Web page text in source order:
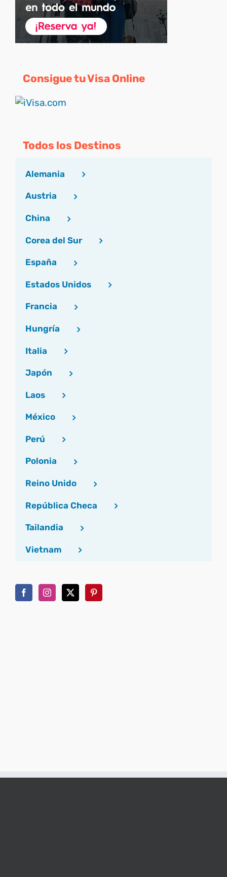
Consigue tu Visa Online
Todos los Destinos
Alemania
Austria
China
Corea del Sur
España
Estados Unidos
Francia
Hungría
Italia
Japón
Laos
México
Perú
Polonia
Reino Unido
República Checa
Tailandia
Vietnam